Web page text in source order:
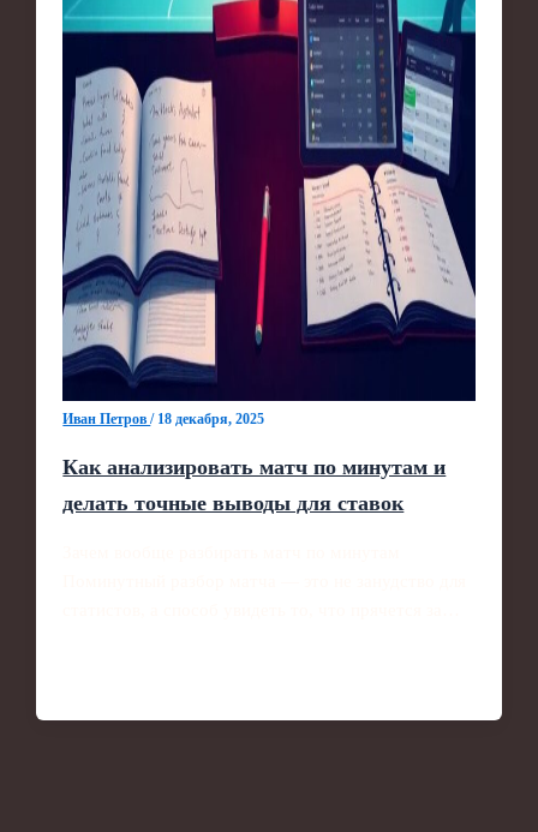
Иван Петров/ 18 декабря, 2025
Как анализировать матч по минутам и
делать точные выводы для ставок